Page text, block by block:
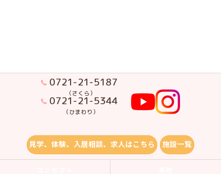
0721-21-5187
（さくら）
0721-21-5344
（ひまわり）
見学、体験、入居相談、求人はこちら 施設一覧